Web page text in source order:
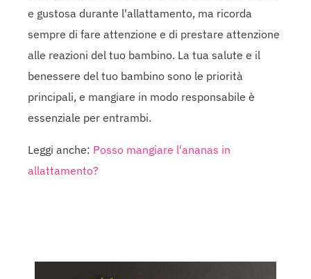
e gustosa durante l'allattamento, ma ricorda
sempre di fare attenzione e di prestare attenzione
alle reazioni del tuo bambino. La tua salute e il
benessere del tuo bambino sono le priorità
principali, e mangiare in modo responsabile è
essenziale per entrambi.
Leggi anche: Posso mangiare l'ananas in
allattamento?